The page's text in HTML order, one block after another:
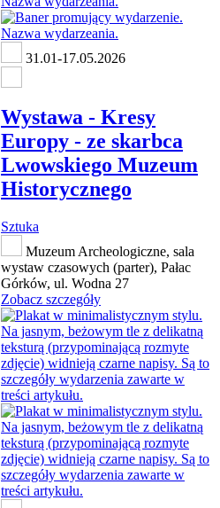
31.01-17.05.2026
Wystawa - Kresy
Europy - ze skarbca
Lwowskiego Muzeum
Historycznego
Sztuka
Muzeum Archeologiczne, sala
wystaw czasowych (parter), Pałac
Górków, ul. Wodna 27
Zobacz szczegóły